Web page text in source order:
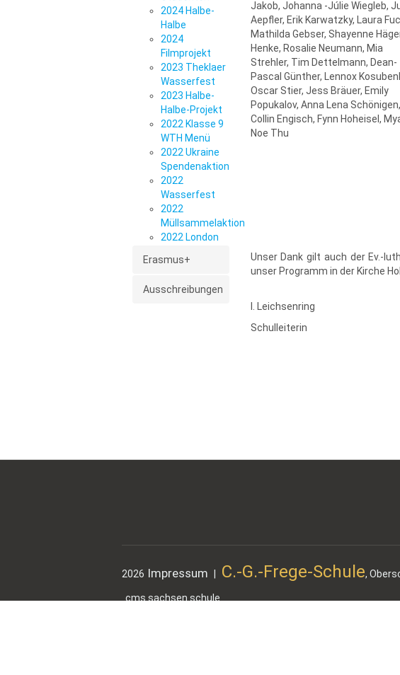
2024 Halbe-
Halbe
2024
Filmprojekt
2023 Theklaer
Wasserfest
2023 Halbe-
Halbe-Projekt
2022 Klasse 9
WTH Menü
2022 Ukraine
Spendenaktion
2022
Wasserfest
2022
Müllsammelaktion
2022 London
Erasmus+
Ausschreibungen
Jakob, Johanna -Júlie Wiegleb,
Aepfler, Erik Karwatzky, Laura
Mathilda Gebser, Shayenne
Henke, Rosalie Neumann, Mia
Strehler, Tim Dettelmann, Dean-
Pascal Günther, Lennox
Oscar Stier, Jess Bräuer, Emily
Popukalov, Anna Lena Schönigen,
Collin Engisch, Fynn Hoheisel,
Noe Thu
Unser Dank gilt auch der Ev.-
unser Programm in der Kirche
I. Leichsenring
Schulleiterin
2026 Impressum C.-G.-Frege-Schule,
cms.sachsen.schule